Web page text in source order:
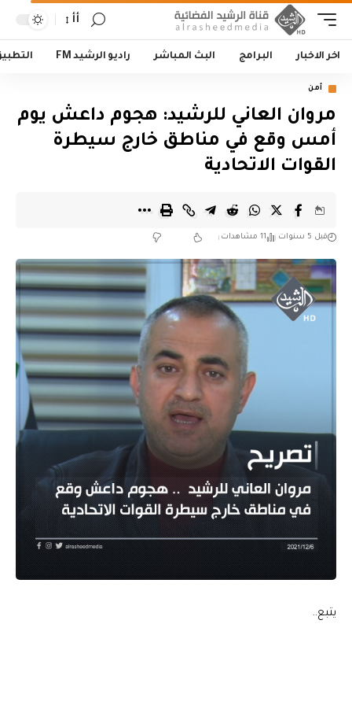
أأ
اخر الاخبار البرامج البث المباشر راديو الرشيد FM
أمن
مروان العاني للرشيد: هجوم داعش يوم
أمس وقع في مناطق خارج سيطرة
القوات الاتحادية
قبل 5 سنوات 11 مشاهدات
يتبع..